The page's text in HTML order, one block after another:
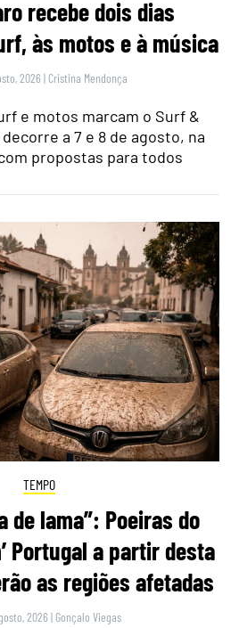
recebe dois dias
às motos e à música
2026 | Cristina Mendonça
e motos marcam o Surf &
a 7 e 8 de agosto, na
propostas para todos
TEMPO
de lama”: Poeiras do
Portugal a partir desta
as regiões afetadas
2026 | Gonçalo Viegas